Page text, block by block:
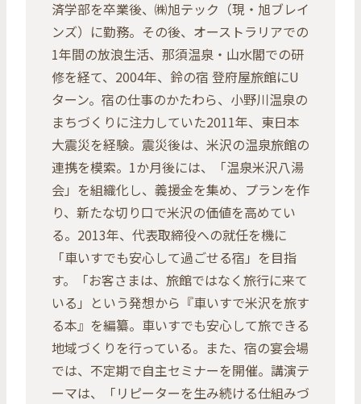
済学部を卒業後、㈱旭テック（現・旭ブレイ
ンズ）に勤務。その後、オーストラリアでの
1年間の放浪生活、那須温泉・山水閣での研
修を経て、2004年、鈴の宿 登府屋旅館にU
ターン。宿の仕事のかたわら、小野川温泉の
まちづくりに注力していた2011年、東日本
大震災を経験。震災後は、米沢の温泉旅館の
連携を模索。1か月後には、「温泉米沢八湯
会」を組織化し、義援金を集め、プランを作
り、新たな切り口で米沢の価値を高めてい
る。2013年、代表取締役への就任を機に
「車いすでも安心して過ごせる宿」を目指
す。「お客さまは、旅館ではなく旅行に来て
いる」という発想から『車いすで米沢を旅す
る本』を編纂。車いすでも安心して旅できる
地域づくりを行っている。また、宿の宴会場
では、不定期で自主セミナーを開催。講演テ
ーマは、「リピーターを生み続ける仕組みづ